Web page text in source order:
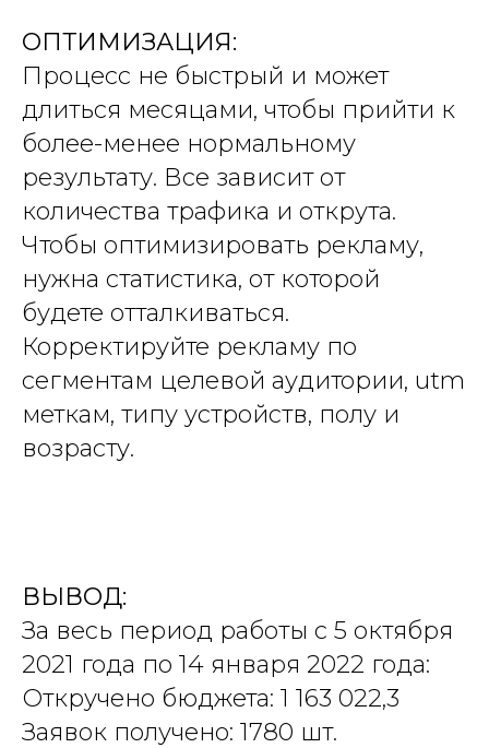
ОПТИМИЗАЦИЯ:
Процесс не быстрый и может
длиться месяцами, чтобы прийти к
более-менее нормальному
результату. Все зависит от
количества трафика и открута.
Чтобы оптимизировать рекламу,
нужна статистика, от которой
будете отталкиваться.
Корректируйте рекламу по
сегментам целевой аудитории, utm
меткам, типу устройств, полу и
возрасту.
ВЫВОД:
За весь период работы с 5 октября
2021 года по 14 января 2022 года:
Откручено бюджета: 1 163 022,3
Заявок получено: 1780 шт.